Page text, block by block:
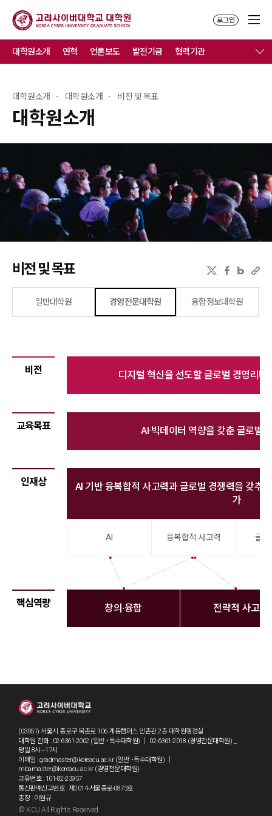
로그인
대학원소개
대학원소개 대학원소개 비전 및 목표
대학원소개 연혁 언론보도 발전기금 협력기관
비전 및 목표
일반대학원 경영전문대학원 융합정보대학원
비전 디지털 혁신을 선도할 글로벌 경영리
교육목표 AI·빅데이터 역량을 갖춘 글로벌
인재상
AI 기반 융복합적 사고력과 글로벌 경쟁력을 갖추
가
AI 융복합적 사고력 글로
핵심역량 창의∙융합 전략적 사고
(03051) 서울시 종로구 북촌로 106 계동캠퍼스 인촌관 2층 대학원행정실
대학원 전화 : 02-6361-2002 (일반 ˙특수대학원) ｜ 02-6361-2018 (경영전문대학원) _
평일 8시~17시
이메일 : gradmaster@koreacu.ac.kr (일반 ˙특수대학원) ｜
mbamaster@koreacu.ac.kr (경영전문대학원)
고유번호 : 101-82-23957
통신판매신고번호 : 제2014-서울종로-0873호
총장 : 이원규
© KCU All Rights Reserved.